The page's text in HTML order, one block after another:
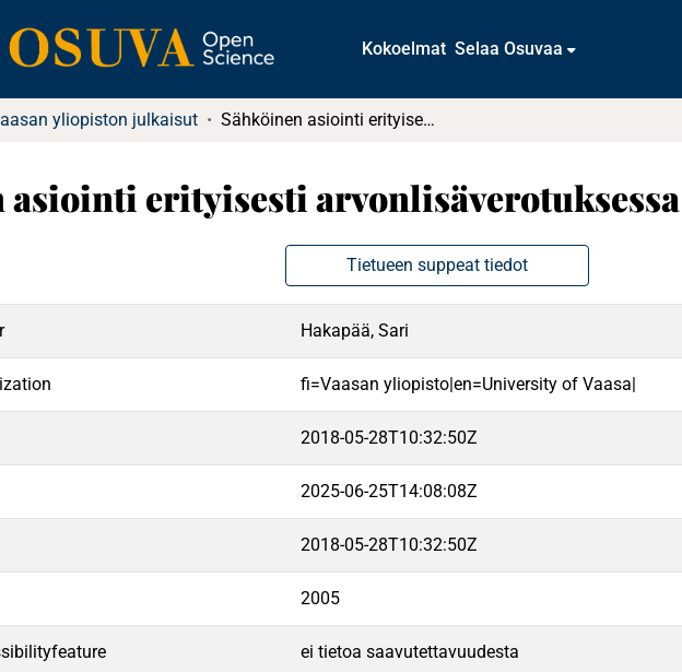
Kokoelmat Selaa Osuvaa
yliopiston julkaisut Sähköinen asiointi erityisesti arvonlisäverotuksessa
asiointi erityisesti arvonlisäverotuksessa
Tietueen suppeat tiedot
Hakapää, Sari
fi=Vaasan yliopisto|en=University of Vaasa|
2018-05-28T10:32:50Z
2025-06-25T14:08:08Z
2018-05-28T10:32:50Z
2005
ei tietoa saavutettavuudesta